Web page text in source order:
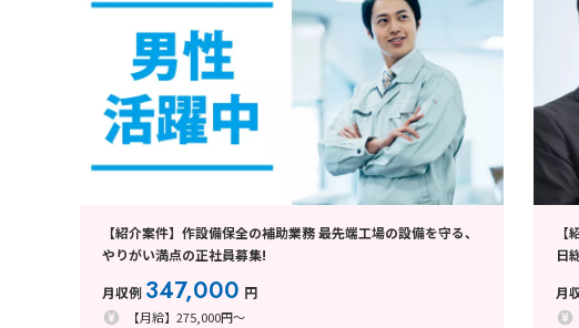
【紹介案件】作設備保全の補助業務 最先端工場の設備を守る、
やりがい満点の正社員募集!
月収例 347,000 円
【月給】275,000円～
【
日
月